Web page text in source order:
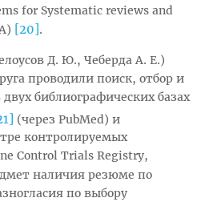
for Systematic reviews and
[20].
Д. Ю., Чеберда А. Е.)
проводили поиск, отбор и
библиографических базах
(через PubMed) и
контролируемых
Control Trials Registry,
наличия резюме по
по выбору